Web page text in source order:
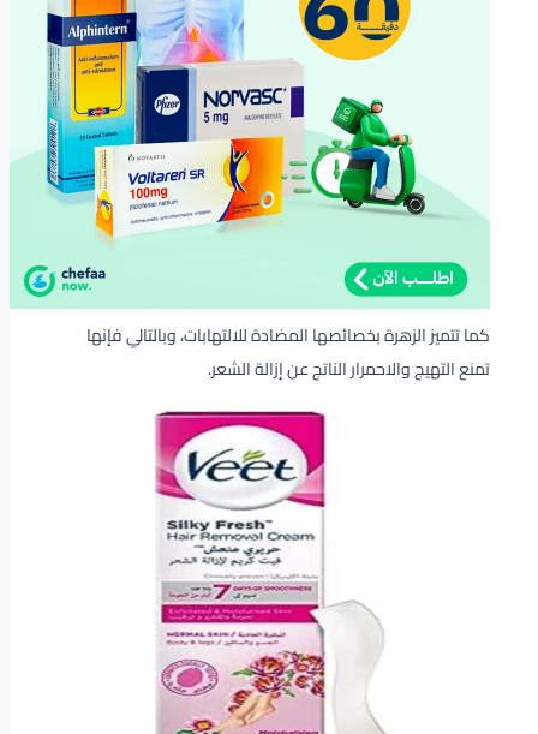
كما تتميز الزهرة بخصائصها المضادة للالتهابات، وبالتالي فإنها
تمنع التهيج والاحمرار الناتج عن إزالة الشعر.